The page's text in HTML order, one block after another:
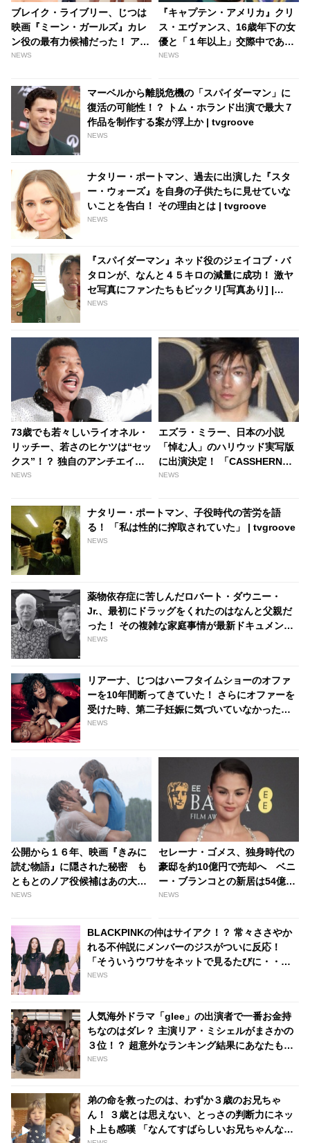
ブレイク・ライブリー、じつは
映画『ミーン・ガールズ』カレ
ン役の最有力候補だった！ アマ
ンダ・サイフリッドがオーディ
tvgroove
NEWS
『キャプテン・アメリカ』クリ
ス・エヴァンス、16歳年下の女
優と「１年以上」交際中である
ことが発覚！ お相手女性は５か
tvgroove
NEWS
マーベルから離脱危機の「スパイダーマン」に
復活の可能性！？ トム・ホランド出演で最大７
作品を制作する案が浮上か | tvgroove
NEWS
ナタリー・ポートマン、過去に出演した『スタ
ー・ウォーズ』を自身の子供たちに見せていな
いことを告白！ その理由とは | tvgroove
NEWS
『スパイダーマン』ネッド役のジェイコブ・バ
タロンが、なんと４５キロの減量に成功！ 激ヤ
セ写真にファンたちもビックリ[写真あり] |
tvgroove
NEWS
73歳でも若々しいライオネル・
リッチー、若さのヒケツは“セッ
クス”！？ 独自のアンチエイジ
ング法を明かす - tvgroove
NEWS
エズラ・ミラー、日本の小説
「悼む人」のハリウッド実写版
に出演決定！ 「CASSHERN」
紀里谷和明監督と日米タッグへ
NEWS
ナタリー・ポートマン、子役時代の苦労を語
る！ 「私は性的に搾取されていた」 | tvgroove
NEWS
薬物依存症に苦しんだロバート・ダウニー・
Jr.、最初にドラッグをくれたのはなんと父親だ
った！ その複雑な家庭事情が最新ドキュメンタ
リー内で明らかに - tvgroove
NEWS
リアーナ、じつはハーフタイムショーのオファ
ーを10年間断ってきていた！ さらにオファーを
受けた時、第二子妊娠に気づいていなかったこ
とが明らかに 「『不可能なことなんてない』っ
NEWS
公開から１６年、映画『きみに
読む物語』に隠された秘密 も
ともとのノア役候補はあの大御
所俳優だった・・？ | tvgroove
NEWS
セレーナ・ゴメス、独身時代の
豪邸を約10億円で売却へ ベニ
ー・ブランコとの新居は54億円
超
NEWS
BLACKPINKの仲はサイアク！？ 常々ささやか
れる不仲説にメンバーのジスがついに反応！
「そういうウワサをネットで見るたびに・・」 -
tvgroove
NEWS
人気海外ドラマ「glee」の出演者で一番お金持
ちなのはダレ？ 主演リア・ミシェルがまさかの
３位！？ 超意外なランキング結果にあなたもビ
ックリ・・？ - tvgroove
NEWS
弟の命を救ったのは、わずか３歳のお兄ちゃ
ん！ ３歳とは思えない、とっさの判断力にネッ
ト上も感嘆 「なんてすばらしいお兄ちゃんな